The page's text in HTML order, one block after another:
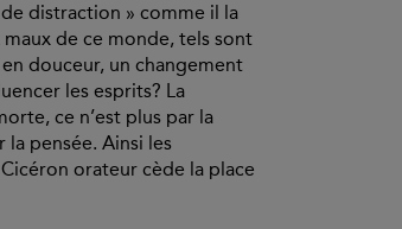
distraction » comme il la
de ce monde, tels sont
douceur, un changement
les esprits? La
ce n’est plus par la
pensée. Ainsi les
orateur cède la place